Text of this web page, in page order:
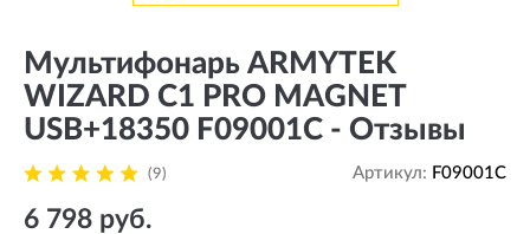
Мультифонарь ARMYTEK
WIZARD C1 PRO MAGNET
USB+18350 F09001C - Отзывы
(9) Артикул: F09001C
6 798 руб.